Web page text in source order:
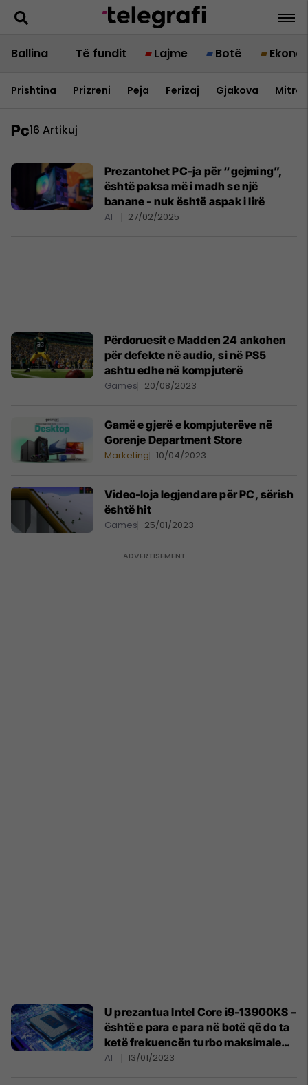
Ballina Të fundit Lajme Botë
Prishtina Prizreni Peja Ferizaj Gjakova
Pc16 Artikuj
Prezantohet PC-ja për “gejming”,
është paksa më i madh se një
banane - nuk është aspak i lirë
AI 27/02/2025
Përdoruesit e Madden 24 ankohen
për defekte në audio, si në PS5
ashtu edhe në kompjuterë
Games 20/08/2023
Gamë e gjerë e kompjuterëve në
Gorenje Department Store
Marketing 10/04/2023
Video-loja legjendare për PC, sërish
është hit
Games 25/01/2023
U prezantua Intel Core i9-13900KS –
është e para e para në botë që do ta
ketë frekuencën turbo maksimale
6.0GHz
AI 13/01/2023